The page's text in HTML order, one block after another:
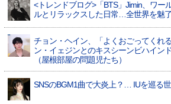
<トレンドブログ>「BTS」Jimin、ワー
ルとリラックスした日常…全世界を魅了
チョン・ヘイン、「よくおごってくれ
ン・イェジンとのキスシーンビハイン
（屋根部屋の問題児たち）
SNSのBGM1曲で大炎上？… IUを巡る